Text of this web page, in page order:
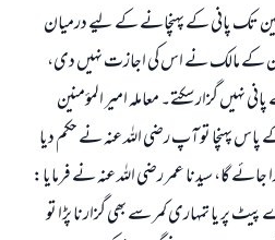
تک پانی کے پہنچانے کے لیے درمیان
زمین کے مالک نے اس کی اجازت نہیں دی،
نہیں گزار سکتے۔ معاملہ امیر المؤمنین
پہنچا تو آپ رضی اللہ عنہ نے حکم دیا
گا، سیدنا عمر رضی اللہ عنہ نے فرمایا:
پر یا تمہاری کمر سے بھی گزارنا پڑا تو